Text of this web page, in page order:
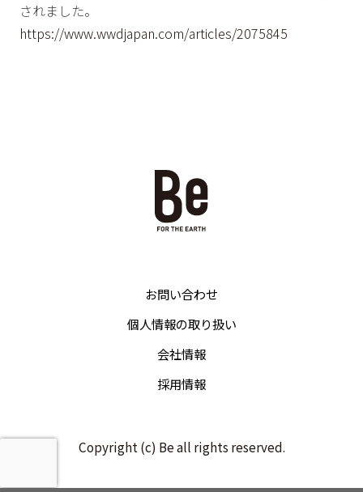
されました。
https://www.wwdjapan.com/articles/2075845
お問い合わせ
個人情報の取り扱い
会社情報
採用情報
Copyright (c) Be all rights reserved.